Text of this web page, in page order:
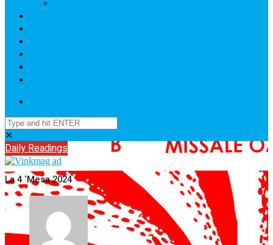
✕
Daily Readings
La 4 ‘Mesa 2024